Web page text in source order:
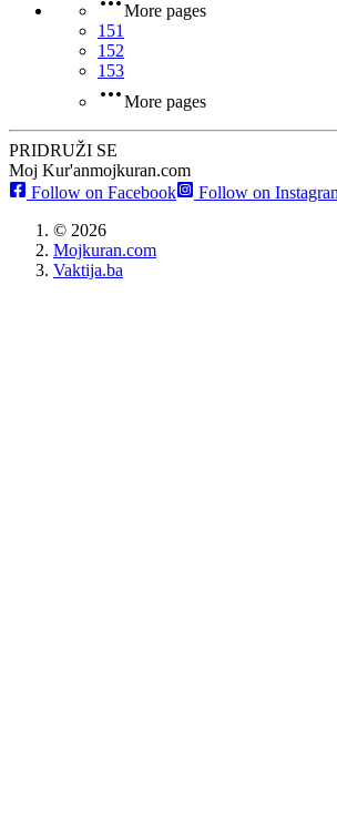
More pages
151
152
153
More pages
PRIDRUŽI SE
Moj Kur'anmojkuran.com
Follow on Facebook
Follow on
© 2026
Mojkuran.com
Vaktija.ba